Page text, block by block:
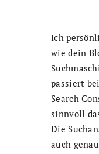
Ich
wie dein
passiert
Search
sinnvoll
Die
auch